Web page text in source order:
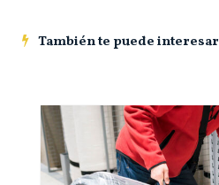
También te puede interesar